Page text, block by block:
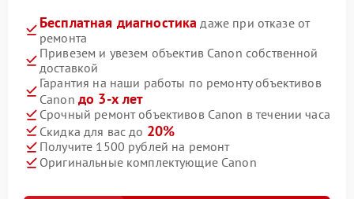
Бесплатная диагностика даже при отказе от
ремонта
Привезем и увезем объектив Canon собственной
доставкой
Гарантия на наши работы по ремонту объективов
Canon до 3-х лет
Срочный ремонт объективов Canon в течении часа
Скидка для вас до 20%
Получите 1500 рублей на ремонт
Оригинальные комплектующие Canon